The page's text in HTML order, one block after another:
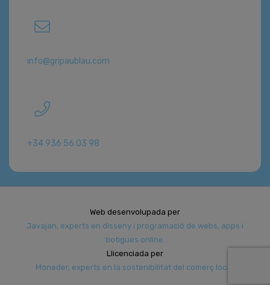
info@gripaublau.com
+34 936 56 03 98
Web desenvolupada per
Javajan, experts en disseny i programació de webs, apps i
botigues online.
Llicenciada per
Moneder, experts en la sostenibilitat del comerç local.